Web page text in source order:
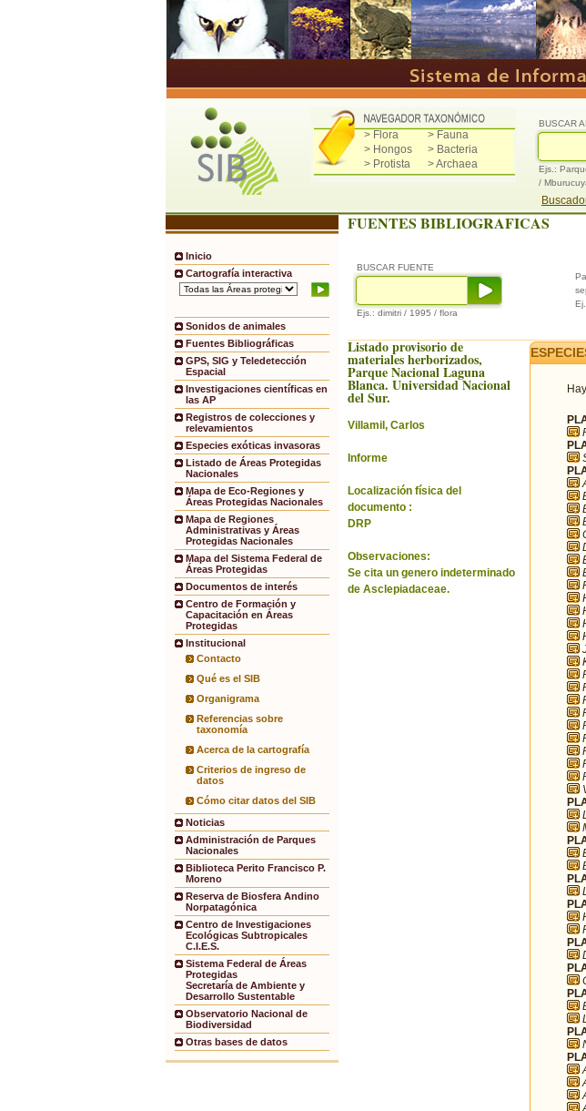
> Flora
> Fauna
> Hongos
> Bacteria
> Protista
> Archaea
BUSCAR
Ejs.:
/
Inicio
Cartografía interactiva
Sonidos de animales
Fuentes Bibliográficas
GPS, SIG y Teledetección
Espacial
Investigaciones científicas en
las AP
Registros de colecciones y
relevamientos
Especies exóticas invasoras
Listado de Áreas Protegidas
Nacionales
Mapa de Eco-Regiones y
Áreas Protegidas Nacionales
Mapa de Regiones
Administrativas y Áreas
Protegidas Nacionales
Mapa del Sistema Federal de
Áreas Protegidas
Documentos de interés
Centro de Formación y
Capacitación en Áreas
Protegidas
Institucional
Contacto
Qué es el SIB
Organigrama
Referencias sobre
taxonomía
Acerca de la cartografía
Criterios de ingreso de
datos
Cómo citar datos del SIB
Noticias
Administración de Parques
Nacionales
Biblioteca Perito Francisco P.
Moreno
Reserva de Biosfera Andino
Norpatagónica
Centro de Investigaciones
Ecológicas Subtropicales
C.I.E.S.
Sistema Federal de Áreas
Protegidas
Secretaría de Ambiente y
Desarrollo Sustentable
Observatorio Nacional de
Biodiversidad
Otras bases de datos
FUENTES BIBLIOGRAFICAS
BUSCAR FUENTE
Ejs.: dimitri / 1995 / flora
Listado provisorio de
materiales herborizados,
Parque Nacional Laguna
Blanca. Universidad Nacional
del Sur.
Villamil, Carlos
Informe
Localización física del
documento :
DRP
Observaciones:
Se cita un genero indeterminado
de Asclepiadaceae.